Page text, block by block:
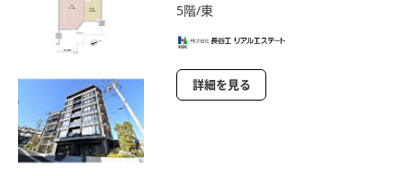
5階/東
詳細を見る